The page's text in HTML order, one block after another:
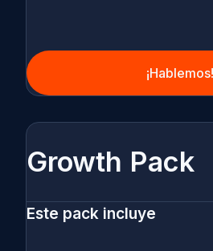
¡Hablemos!
Growth Pack
Este pack incluye